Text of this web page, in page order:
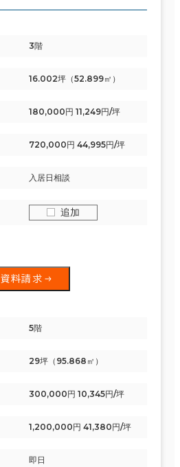
3階
16.002坪（52.899㎡）
180,000円 11,249円/坪
720,000円 44,995円/坪
入居日相談
追加
資料請求
5階
29坪（95.868㎡）
300,000円 10,345円/坪
1,200,000円 41,380円/坪
即日